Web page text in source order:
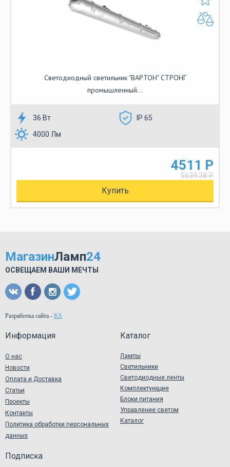
Светодиодный светильник "ВАРТОН" СТРОНГ
промышленный...
36 Вт
IP 65
4000 Лм
4511 Р
5639.38 Р
Купить
МагазинЛамп24
ОСВЕЩАЕМ ВАШИ МЕЧТЫ
Разработка сайта - KS
Информация
О нас
Новости
Оплата и Доставка
Статьи
Проекты
Контакты
Политика обработки персональных
данных
Каталог
Лампы
Светильники
Светодиодные ленты
Комплектующие
Блоки питания
Управление светом
Каталог
Подписка